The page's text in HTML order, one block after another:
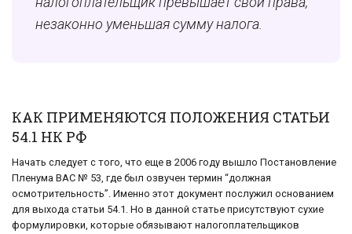
незаконно уменьшая сумму налога.
КАК ПРИМЕНЯЮТСЯ ПОЛОЖЕНИЯ СТАТЬИ
54.1 НК РФ
Начать следует с того, что еще в 2006 году вышло Постановление
Пленума ВАС № 53, где был озвучен термин “должная
осмотрительность”. Именно этот документ послужил основанием
для выхода статьи 54.1. Но в данной статье присутствуют сухие
формулировки, которые обязывают налогоплательщиков